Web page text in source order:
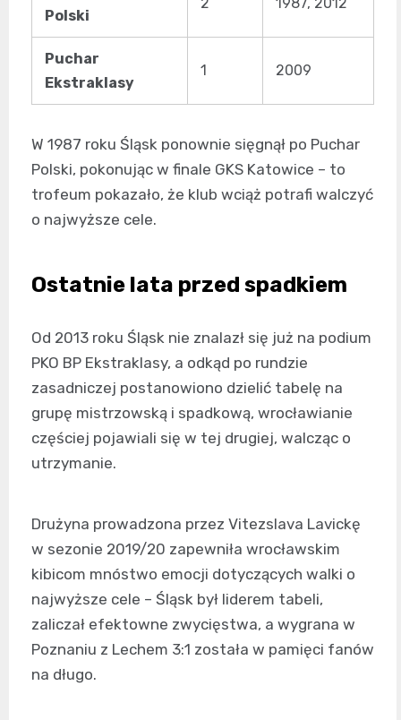
Polski
Puchar
Ekstraklasy
1 2009
W 1987 roku Śląsk ponownie sięgnął po Puchar
Polski, pokonując w finale GKS Katowice – to
trofeum pokazało, że klub wciąż potrafi walczyć
o najwyższe cele.
Ostatnie lata przed spadkiem
Od 2013 roku Śląsk nie znalazł się już na podium
PKO BP Ekstraklasy, a odkąd po rundzie
zasadniczej postanowiono dzielić tabelę na
grupę mistrzowską i spadkową, wrocławianie
częściej pojawiali się w tej drugiej, walcząc o
utrzymanie.
Drużyna prowadzona przez Vitezslava Lavickę
w sezonie 2019/20 zapewniła wrocławskim
kibicom mnóstwo emocji dotyczących walki o
najwyższe cele – Śląsk był liderem tabeli,
zaliczał efektowne zwycięstwa, a wygrana w
Poznaniu z Lechem 3:1 została w pamięci fanów
na długo.